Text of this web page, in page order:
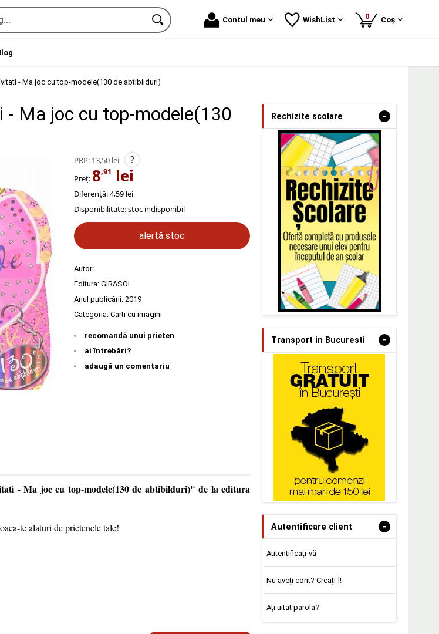
Contul meu WishList 0produse
Coș
- Ma joc cu top-modele(130 de abtibilduri)
Ma joc cu top-modele(130
PRP: 13,50 lei ?
Preț: 8,91 lei
Diferență: 4,59 lei
Disponibilitate:stoc indisponibil
alertă stoc
Autor:
Editura: GIRASOL
Anul publicării: 2019
Categoria: Carti cu imagini
recomandă unui prieten
ai întrebări?
adaugă un comentariu
- Ma joc cu top-modele(130 de abtibilduri)" de la editura
te alaturi de prietenele tale!
Rechizite scolare -
Transport in Bucuresti -
Autentificare client -
Autentificați-vă
Nu aveți cont? Creați-l!
Ați uitat parola?